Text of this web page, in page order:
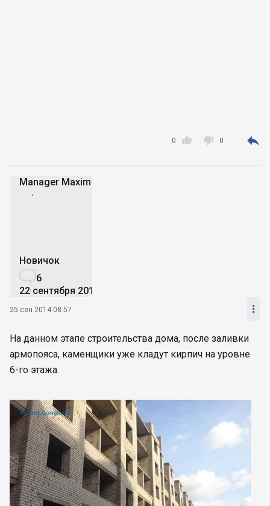

0  0 
Manager Maxim
MM
Новичок
6
22 сентября 2014
25 сен 2014 08:57 
На данном этапе строительства дома, после заливки
армопояса, каменщики уже кладут кирпич на уровне
6-го этажа.